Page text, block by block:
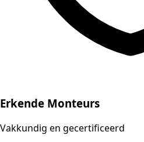
Erkende Monteurs
Vakkundig en gecertificeerd